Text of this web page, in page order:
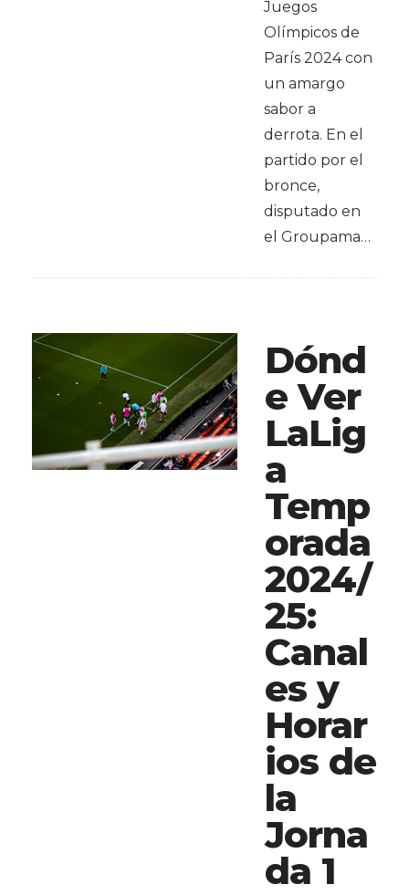
Juegos
Olímpicos de
París 2024 con
un amargo
sabor a
derrota. En el
partido por el
bronce,
disputado en
el Groupama…
Dónd
e Ver
LaLig
a
Temp
orada
2024/
25:
Canal
es y
Horar
ios de
la
Jorna
da 1